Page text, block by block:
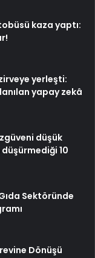
kaza yaptı:
yerleşti:
yapay zekâ
düşük
10
Sektöründe
Dönüşü